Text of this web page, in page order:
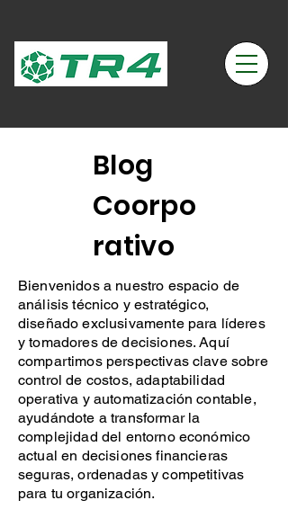
Blog
Coorpo
rativo
Bienvenidos a nuestro espacio de
análisis técnico y estratégico,
diseñado exclusivamente para líderes
y tomadores de decisiones. Aquí
compartimos perspectivas clave sobre
control de costos, adaptabilidad
operativa y automatización contable,
ayudándote a transformar la
complejidad del entorno económico
actual en decisiones financieras
seguras, ordenadas y competitivas
para tu organización.